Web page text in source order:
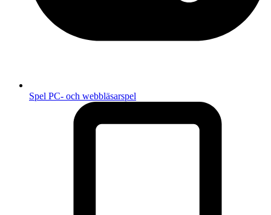
Spel PC- och webbläsarspel